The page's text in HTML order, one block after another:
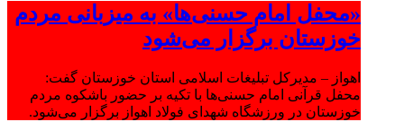
«محفل امام حسنی‌ها» به میزبانی مردم
خوزستان برگزار می‌شود
اهواز – مدیرکل تبلیغات اسلامی استان خوزستان گفت:
محفل قرآنی امام حسنی‌ها با تکیه بر حضور باشکوه مردم
خوزستان در ورزشگاه شهدای فولاد اهواز برگزار می‌شود.